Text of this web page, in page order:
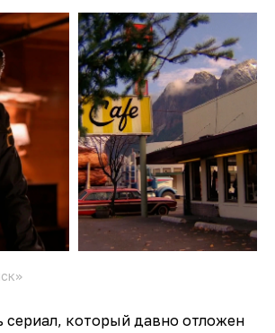
сериал, который давно отложен